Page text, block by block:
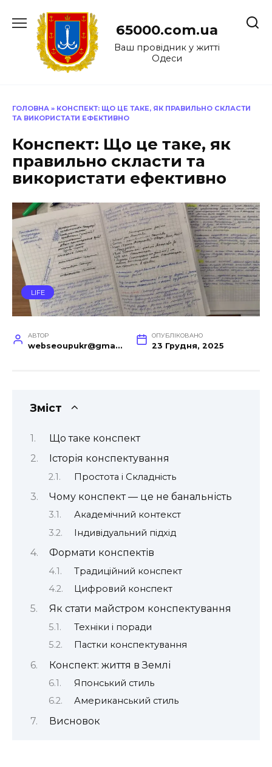
до
65000.com.ua
Ваш провідник у житті
Одеси
ГОЛОВНА » КОНСПЕКТ: ЩО ЦЕ ТАКЕ, ЯК ПРАВИЛЬНО СКЛАСТИ
ТА ВИКОРИСТАТИ ЕФЕКТИВНО
Конспект: Що це таке, як
правильно скласти та
використати ефективно
LIFE
АВТОР
webseoupukr@gmail.com
ОПУБЛІКОВАНО
23 Грудня, 2025
Зміст
Що таке конспект
Історія конспектування
Простота і Складність
Чому конспект — це не банальність
Академічний контекст
Індивідуальний підхід
Формати конспектів
Традиційний конспект
Цифровий конспект
Як стати майстром конспектування
Техніки і поради
Пастки конспектування
Конспект: життя в Землі
Японський стиль
Американський стиль
Висновок